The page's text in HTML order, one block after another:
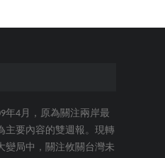
年4月，原為關注兩岸最
主要內容的雙週報。現轉
變局中，關注攸關台灣未